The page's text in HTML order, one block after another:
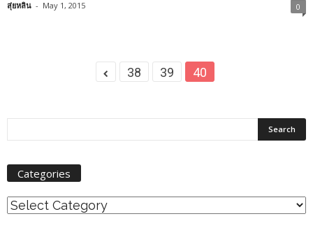
สุ่ยหลิน - May 1, 2015 0
38 39 40
Categories
Categories